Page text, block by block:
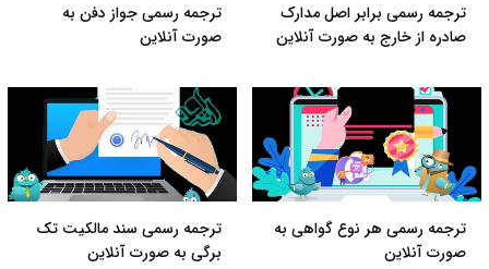
ترجمه رسمی برابر اصل مدارک
صادره از خارج به صورت آنلاین
ترجمه رسمی جواز دفن به
صورت آنلاین
ترجمه رسمی هر نوع گواهی به
صورت آنلاین
ترجمه رسمی سند مالکیت تک
برگی به صورت آنلاین